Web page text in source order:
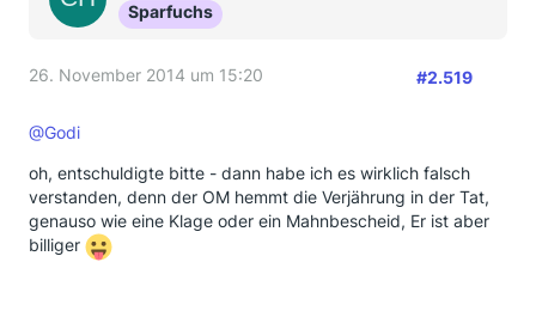
Sparfuchs
26. November 2014 um 15:20 #2.519
@Godi
oh, entschuldigte bitte - dann habe ich es wirklich falsch
verstanden, denn der OM hemmt die Verjährung in der Tat,
genauso wie eine Klage oder ein Mahnbescheid, Er ist aber
billiger